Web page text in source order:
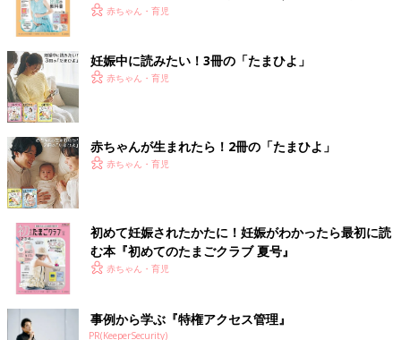
かしつけをしてあげましょう。黄昏泣き（コリック）がある赤ち
ゃんや敏感な赤ちゃんは40分ぐらいを目安に寝かしてあげましょ
う。
■2〜3ケ月：約1時間～1時間20分
この時期の赤ちゃんの日中の睡眠は、1回あたり45 分が目安。45
分以下で起きてしまった場合は、とんとんや抱っこをして再入眠
させてあげましょう。3ケ月ごろは徐々に体内で睡眠ホルモンの
メラトニンの生産が始まる時期です。夜にメラトニンを適切なタ
イミングで分泌させるためには、朝起きてから太陽の光を浴びる
OKです。
■4〜5ケ月：約1時間20分～1時間30分
あくびやぐずりを見せなくても1時間20分ほどたったら寝かしつ
けを開始しましょう。まだ決まったスケジュールに沿うより、起
床時刻から活動時間を目安に次の睡眠を計算したほうが、うまく
赤ちゃん・育児
妊娠中に読みたい！3冊の「たまひよ」
赤ちゃん・育児
赤ちゃんが生まれたら！2冊の「たまひよ」
赤ちゃん・育児
初めて妊娠されたかたに！妊娠がわかったら最初に読
む本『初めてのたまごクラブ 夏号』
赤ちゃん・育児
事例から学ぶ『特権アクセス管理』
PR(KeeperSecurity)